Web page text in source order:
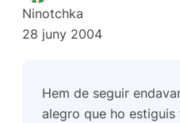
Ninotchka
28 juny 2004
Hem de seguir
alegro que ho estiguis